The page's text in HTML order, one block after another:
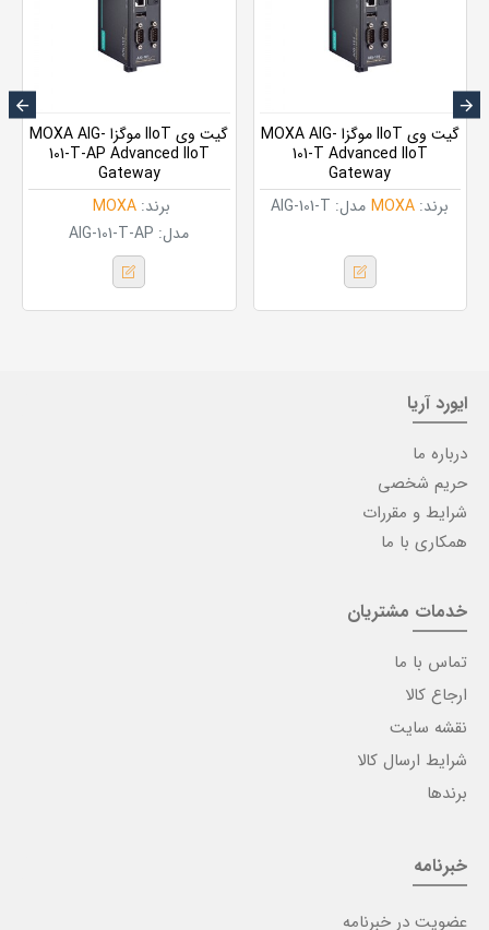
برند: MOXA مدل: AIG-101-T
گیت وی IIoT موگزا MOXA AIG-
101-T Advanced IIoT
Gateway
برند: MOXA
مدل: AIG-101-T-AP
گیت وی IIoT موگزا MOXA AIG-
101-T-AP Advanced IIoT
Gateway
ایورد آریا
درباره ما
حریم شخصی
شرایط و مقررات
همکاری با ما
خدمات مشتریان
تماس با ما
ارجاع کالا
نقشه سایت
شرایط ارسال کالا
برندها
خبرنامه
عضویت در خبرنامه